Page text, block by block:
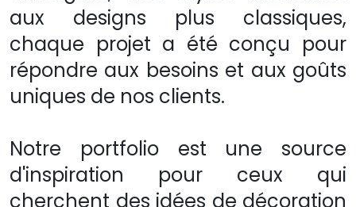
aux designs plus classiques,
chaque projet a été conçu pour
répondre aux besoins et aux goûts
uniques de nos clients.
Notre portfolio est une source
d'inspiration pour ceux qui
cherchent des idées de décoration